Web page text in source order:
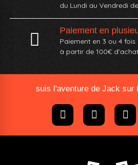
du Lundi au Vendredi de
Paiement en
Paiement en 3 ou 4 fois
à partir de 100€
suis l'aventure de Jack sur